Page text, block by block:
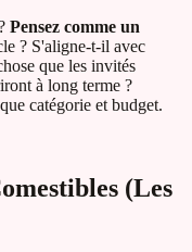
Pensez comme un
? S'aligne-t-il avec
que les invités
à long terme ?
catégorie et budget.
(Les